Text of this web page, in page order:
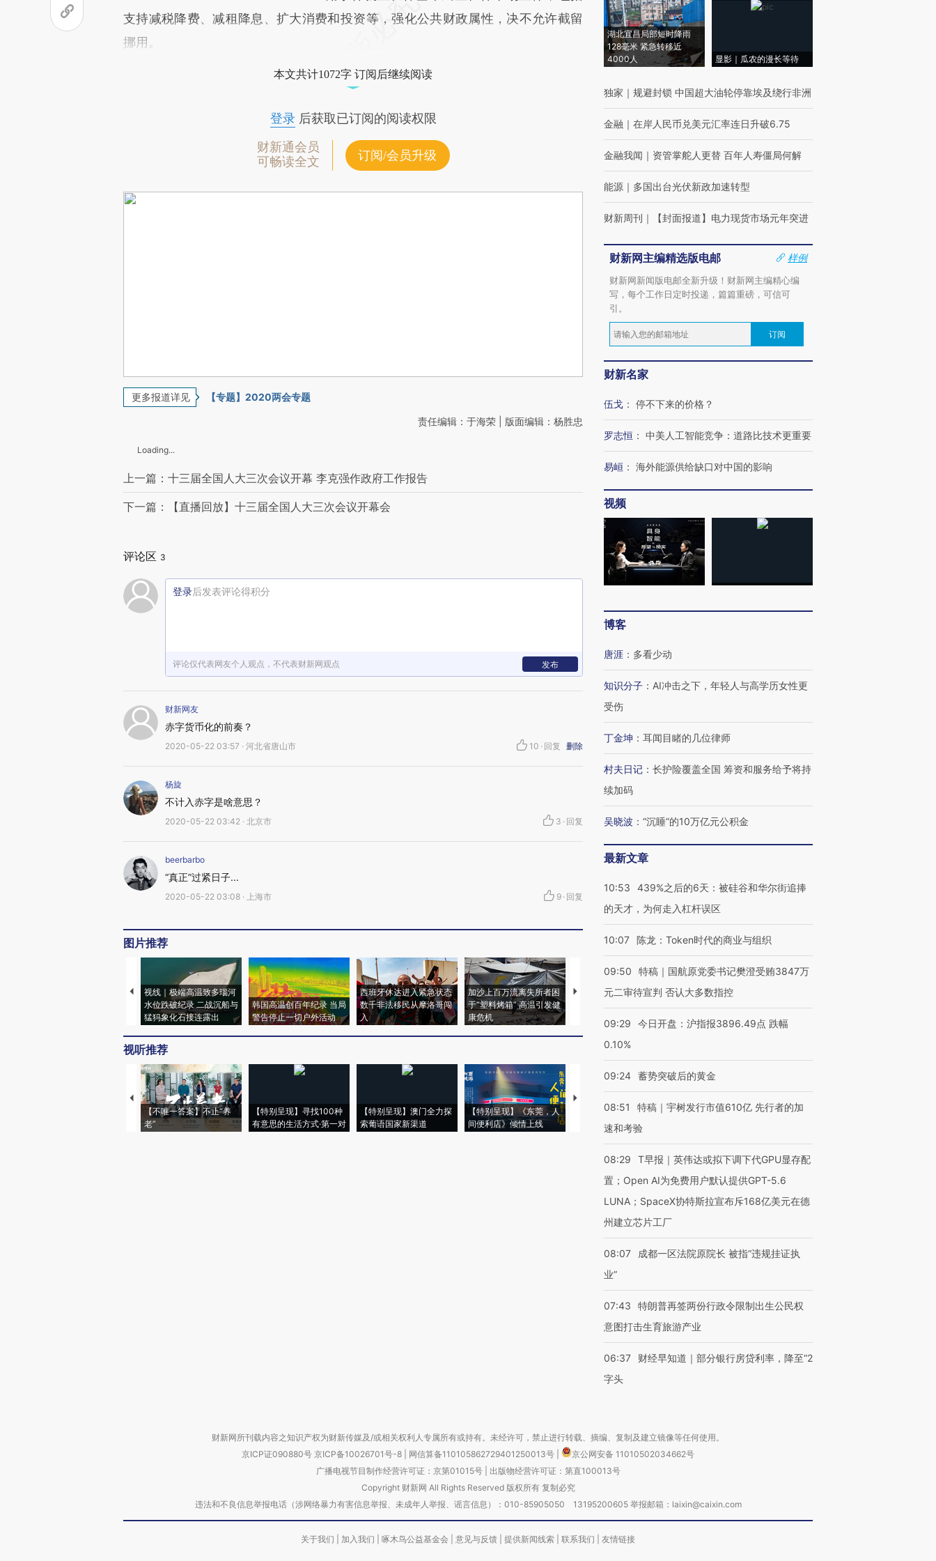
支持减税降费、减租降息、扩大消费和投资等，强化公共财政属性，决不允许截留
挪用。
本文共计1072字 订阅后继续阅读
登录后获取已订阅的阅读权限
财新通会员
可畅读全文
订阅/会员升级
更多报道详见 【专题】2020两会专题
责任编辑：于海荣 | 版面编辑：杨胜忠
Loading...
上一篇：十三届全国人大三次会议开幕 李克强作政府工作报告
下一篇：【直播回放】十三届全国人大三次会议开幕会
评论区 3
登录后发表评论得积分
评论仅代表网友个人观点，不代表财新网观点 发布
财新网友
赤字货币化的前奏？
2020-05-22 03:57 · 河北省唐山市 10 · 回复 删除
杨旋
不计入赤字是啥意思？
2020-05-22 03:42 · 北京市 3 · 回复
beerbarbo
“真正”过紧日子...
2020-05-22 03:08 · 上海市 9 · 回复
图片推荐
视线｜极端高温致多瑙河
水位跌破纪录 二战沉船与
猛犸象化石接连露出
韩国高温创百年纪录 当局
警告停止一切户外活动
西班牙休达进入紧急状态
数千非法移民从摩洛哥闯
入
加沙上百万流离失所者困
于“塑料烤箱” 高温引发健
康危机
视线｜HYROX的吸金
心“花钱找虐”？
马航飞行员跨国走私7万
毒品
视听推荐
【不唯一答案】不止“养
老”
【特别呈现】寻找100种
有意思的生活方式·第一对
【特别呈现】澳门全力探
索葡语国家新渠道
【特别呈现】《东莞，人
间便利店》倾情上线
【推广】走进第四届链博
会，让数智科技“链”接产
【特别呈现】寻找100种
CFO：不靠规模取胜，华
湖北宜昌局部短时降雨
128毫米 紧急转移近
4000人
显影｜瓜农的漫长等待
独家 ｜ 规避封锁 中国超大油轮停靠埃及绕行非洲
金融 ｜ 在岸人民币兑美元汇率连日升破6.75
金融我闻 ｜ 资管掌舵人更替 百年人寿僵局何解
能源 ｜ 多国出台光伏新政加速转型
财新周刊 ｜ 【封面报道】电力现货市场元年突进
财新网主编精选版电邮
样例
财新网新闻版电邮全新升级！财新网主编精心编
写，每个工作日定时投递，篇篇重磅，可信可
引。
订阅
财新名家
伍戈 ： 停不下来的价格？
罗志恒 ： 中美人工智能竞争：道路比技术更重要
易峘 ： 海外能源供给缺口对中国的影响
视频
博客
唐涯 ： 多看少动
知识分子 ： AI冲击之下，年轻人与高学历女性更
受伤
丁金坤 ： 耳闻目睹的几位律师
村夫日记 ： 长护险覆盖全国 筹资和服务给予将持
续加码
吴晓波 ： “沉睡”的10万亿元公积金
最新文章
10:53
439%之后的6天：被硅谷和华尔街追捧
的天才，为何走入杠杆误区
10:07 陈龙：Token时代的商业与组织
09:50
特稿｜国航原党委书记樊澄受贿3847万
元二审待宣判 否认大多数指控
09:29
今日开盘：沪指报3896.49点 跌幅
0.10%
09:24 蓄势突破后的黄金
08:51
特稿｜宇树发行市值610亿 先行者的加
速和考验
08:29
T早报｜英伟达或拟下调下代GPU显存配
置；Open AI为免费用户默认提供GPT-5.6
LUNA；SpaceX协特斯拉宣布斥168亿美元在德
州建立芯片工厂
08:07
成都一区法院原院长 被指“违规挂证执
业”
07:43
特朗普再签两份行政令限制出生公民权
意图打击生育旅游产业
06:37
财经早知道｜部分银行房贷利率，降至“2
字头
财新网所刊载内容之知识产权为财新传媒及/或相关权利人专属所有或持有。未经许可，禁止进行转载、摘编、复制及建立镜像等任何使用。
京ICP证090880号 京ICP备10026701号-8 网信算备110105862729401250013号
京公网安备 11010502034662号
广播电视节目制作经营许可证：京第01015号| 出版物经营许可证：第直100013号
Copyright 财新网 All Rights Reserved 版权所有 复制必究
违法和不良信息举报电话（涉网络暴力有害信息举报、未成年人举报、谣言信息）：010-85905050 13195200605 举报邮箱：laixin@caixin.com
关于我们 加入我们 啄木鸟公益基金会 意见与反馈 提供新闻线索 联系我们 友情链接